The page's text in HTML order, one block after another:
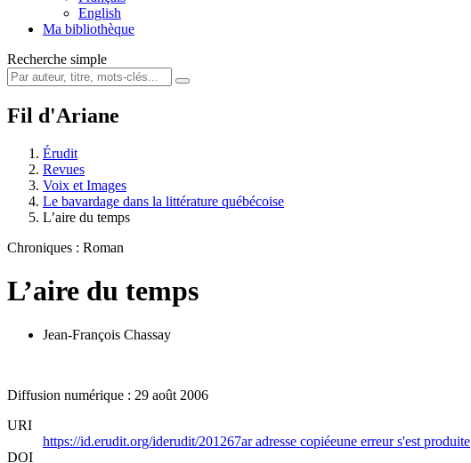
English
Ma bibliothèque
Recherche simple
Fil d'Ariane
Érudit
Revues
Voix et Images
Le bavardage dans la littérature québécoise
L’aire du temps
Chroniques : Roman
L’aire du temps
Jean-François Chassay
Diffusion numérique : 29 août 2006
URI
https://id.erudit.org/iderudit/201267aradresse copiéeune erreur s'est produite
DOI